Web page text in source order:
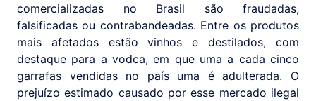
comercializadas no Brasil são fraudadas,
falsificadas ou contrabandeadas. Entre os produtos
mais afetados estão vinhos e destilados, com
destaque para a vodca, em que uma a cada cinco
garrafas vendidas no país uma é adulterada. O
prejuízo estimado causado por esse mercado ilegal